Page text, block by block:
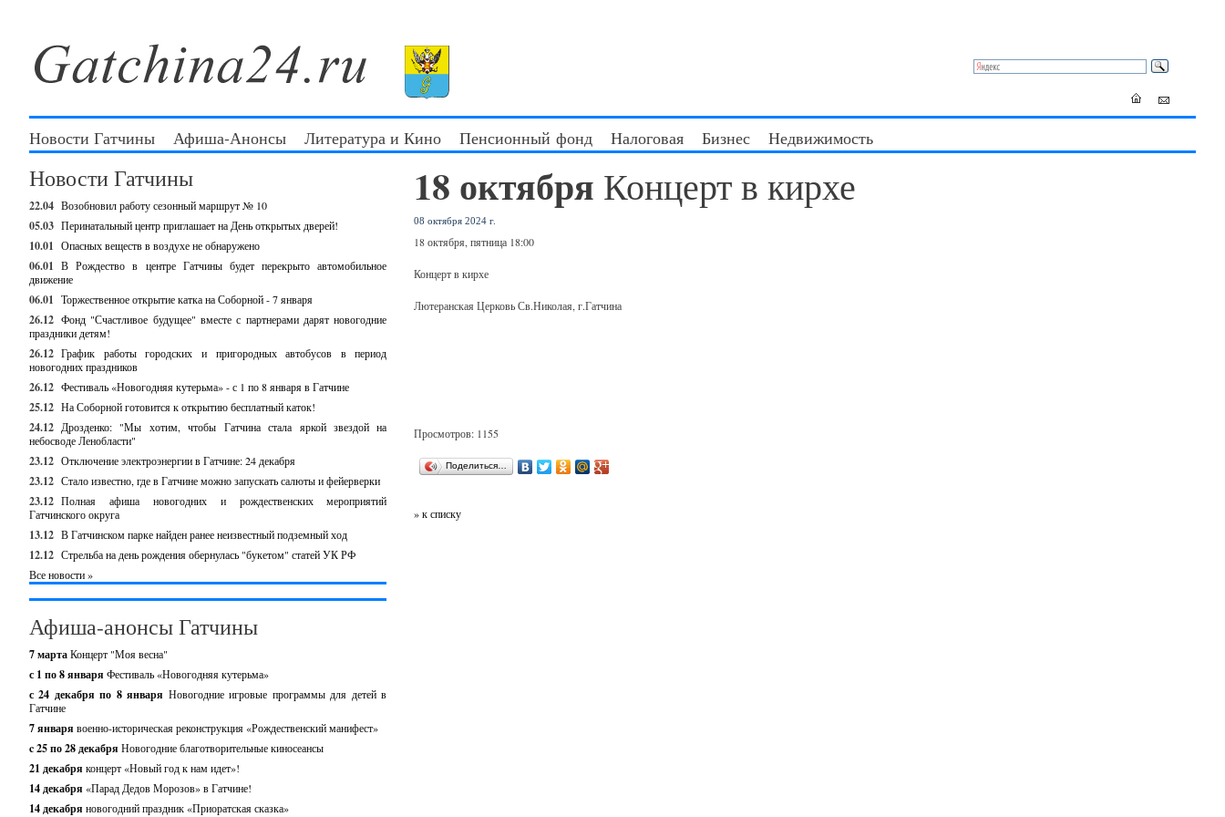
Новости Гатчины Афиша-Анонсы Литература и Кино Пенсионный фонд Налоговая Бизнес Недвижимость
Новости Гатчины
22.04 Возобновил работу сезонный маршрут № 10
05.03 Перинатальный центр приглашает на День открытых дверей!
10.01 Опасных веществ в воздухе не обнаружено
06.01 В Рождество в центре Гатчины будет перекрыто автомобильное
движение
06.01 Торжественное открытие катка на Соборной - 7 января
26.12 Фонд "Счастливое будущее" вместе с партнерами дарят новогодние
праздники детям!
26.12 График работы городских и пригородных автобусов в период
новогодних праздников
26.12 Фестиваль «Новогодняя кутерьма» - с 1 по 8 января в Гатчине
25.12 На Соборной готовится к открытию бесплатный каток!
24.12 Дрозденко: "Мы хотим, чтобы Гатчина стала яркой звездой на
небосводе Ленобласти"
23.12 Отключение электроэнергии в Гатчине: 24 декабря
23.12 Стало известно, где в Гатчине можно запускать салюты и фейерверки
23.12 Полная афиша новогодних и рождественских мероприятий
Гатчинского округа
13.12 В Гатчинском парке найден ранее неизвестный подземный ход
12.12 Стрельба на день рождения обернулась "букетом" статей УК РФ
Все новости »
Афиша-анонсы Гатчины
7 мартаКонцерт "Моя весна"
с 1 по 8 января Фестиваль «Новогодняя кутерьма»
с 24 декабря по 8 января Новогодние игровые программы для детей в
Гатчине
7 января военно-историческая реконструкция «Рождественский манифест»
c 25 по 28 декабря Новогодние благотворительные киносеансы
21 декабря концерт «Новый год к нам идет»!
14 декабря «Парад Дедов Морозов» в Гатчине!
14 декабря новогодний праздник «Приоратская сказка»
18 октября Концерт в кирхе
08 октября 2024 г.
18 октября, пятница 18:00
Концерт в кирхе
Лютеранская Церковь Св.Николая, г.Гатчина
Просмотров: 1155
Поделиться…
» к списку